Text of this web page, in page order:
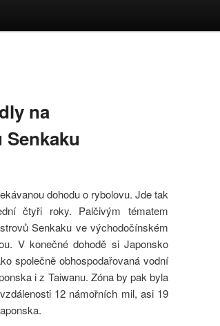
na
dohodu o rybolovu. Jde tak
čtyři roky. Palčivým tématem
Senkaku ve východočínském
V konečné dohodě si Japonsko
společně obhospodařovaná vodní
i z Taiwanu. Zóna by pak byla
12 námořních mil, asi 19